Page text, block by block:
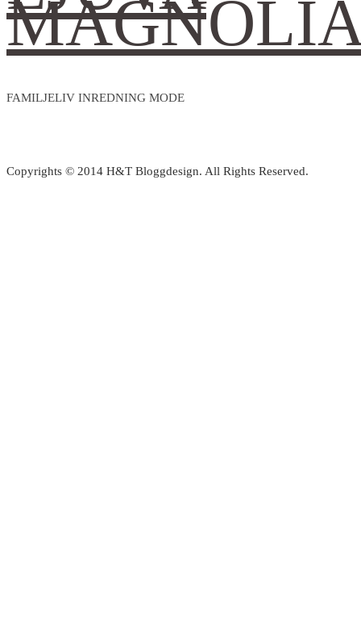
FAMILJELIV INREDNING MODE
Copyrights © 2014 H&T Bloggdesign. All Rights Reserved.